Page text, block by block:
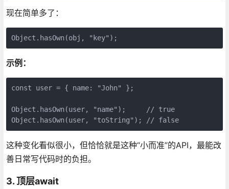
现在简单多了：
Object.hasOwn(obj, "key");
示例：
const user = { name: "John" };
Object.hasOwn(user, "name");     // true
Object.hasOwn(user, "toString"); // false
这种变化看似很小，但恰恰就是这种“小而准”的API，最能改
善日常写代码时的负担。
3. 顶层await